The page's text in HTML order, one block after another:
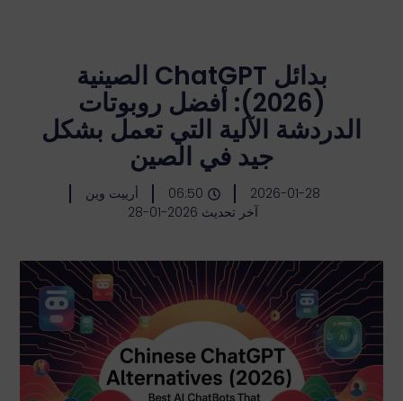
بدائل ChatGPT الصينية
(2026): أفضل روبوتات
الدردشة الآلية التي تعمل بشكل
جيد في الصين
2026-01-28
06:50
أرييت وين
آخر تحديث 2026-01-28